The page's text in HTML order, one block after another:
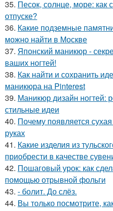
35. Песок, солнце, море: как
отпуске?
36. Какие подземные
можно найти в Москве
37. Японский маникюр -
ваших ногтей!
38. Как найти и сохранить
маникюра на Pinterest
39. Маникюр дизайн
стильные идеи
40. Почему появляется
руках
41. Какие изделия из
приобрести в качестве
42. Пошаговый урок: как
помощью отрывной фольги
43. - болит. До слёз.
44. Вы только посмотрите,